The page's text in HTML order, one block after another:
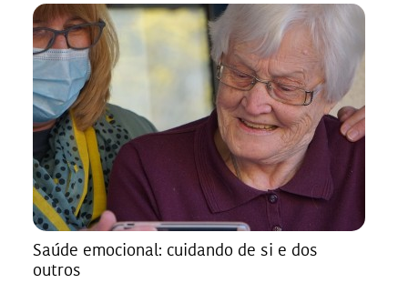
Saúde emocional: cuidando de si e dos
outros